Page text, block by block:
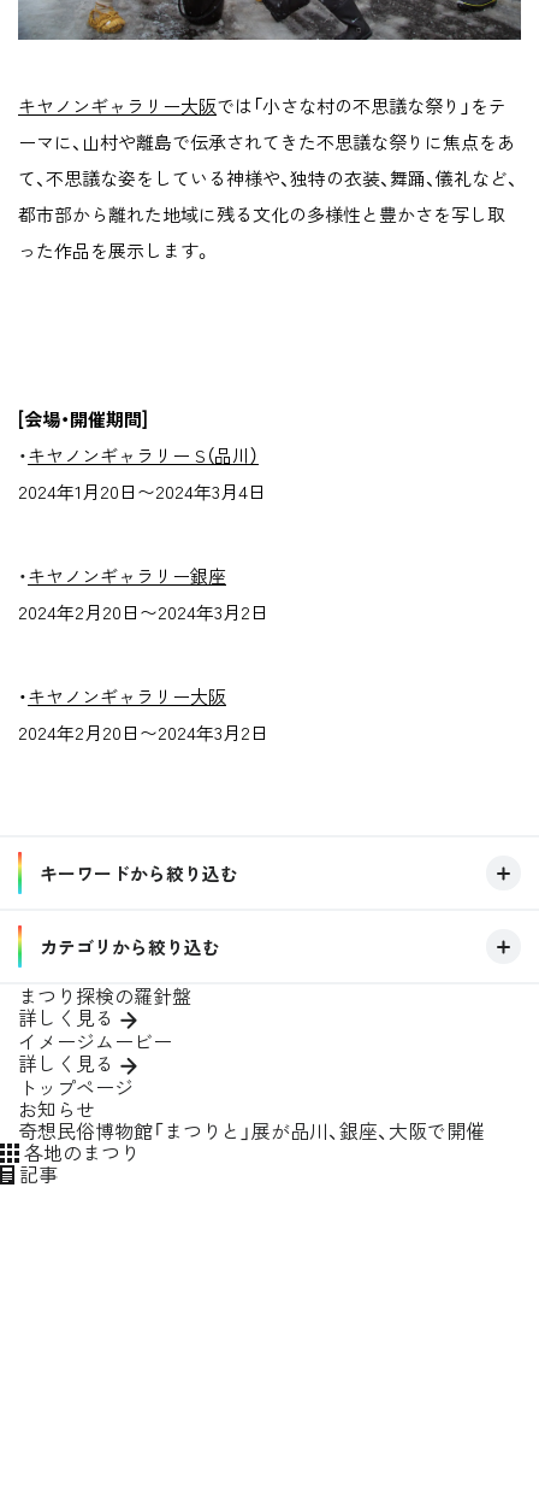
キヤノンギャラリー大阪では「小さな村の不思議な祭り」をテ
ーマに、山村や離島で伝承されてきた不思議な祭りに焦点をあ
て、不思議な姿をしている神様や、独特の衣装、舞踊、儀礼など、
都市部から離れた地域に残る文化の多様性と豊かさを写し取
った作品を展示します。
[会場・開催期間]
・キヤノンギャラリー S（品川）
2024年1月20日〜2024年3月4日
・キヤノンギャラリー銀座
2024年2月20日〜2024年3月2日
・キヤノンギャラリー大阪
2024年2月20日〜2024年3月2日
キーワードから絞り込む
キーワード
カテゴリから絞り込む
開催場所
開催季節
テーマ
動画種別
まつり探検の羅針盤
詳しく見る
イメージムービー
詳しく見る
トップページ
お知らせ
奇想民俗博物館「まつりと」展が品川、銀座、大阪で開催
各地のまつり
記事